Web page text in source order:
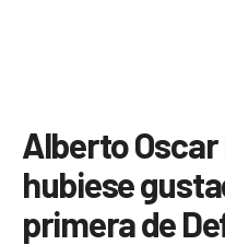
Alberto Oscar
hubiese
primera de